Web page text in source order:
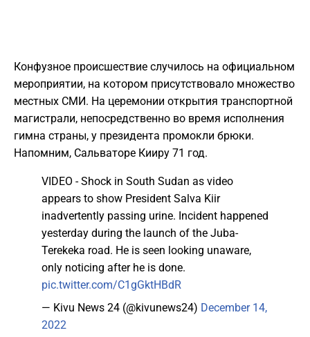
Конфузное происшествие случилось на официальном
мероприятии, на котором присутствовало множество
местных СМИ. На церемонии открытия транспортной
магистрали, непосредственно во время исполнения
гимна страны, у президента промокли брюки.
Напомним, Сальваторе Кииру 71 год.
VIDEO - Shock in South Sudan as video
appears to show President Salva Kiir
inadvertently passing urine. Incident happened
yesterday during the launch of the Juba-
Terekeka road. He is seen looking unaware,
only noticing after he is done.
pic.twitter.com/C1gGktHBdR
— Kivu News 24 (@kivunews24) December 14,
2022